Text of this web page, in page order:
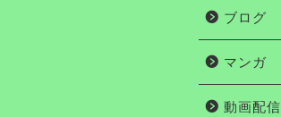
ブログ
マンガ
動画配信